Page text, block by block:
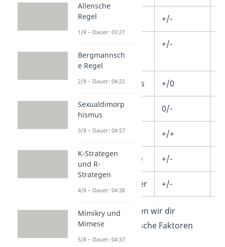
Parasitismus +/-
Beziehungen
+/-
Kommensalismus +/0
Amensalismus 0/-
Parabiose +/+
Soziale Verbände +/-
Krankheitserreger +/-
Im Folgenden stellen wir dir
verschiedene biotische Faktoren
genauer vor.
Allensche
Regel
1/8 – Dauer: 03:27
Bergmannsch
e Regel
2/8 – Dauer: 04:22
Sexualdimorp
hismus
3/8 – Dauer: 04:57
K-Strategen
und R-
Strategen
4/8 – Dauer: 04:38
Mimikry und
Mimese
5/8 – Dauer: 04:37